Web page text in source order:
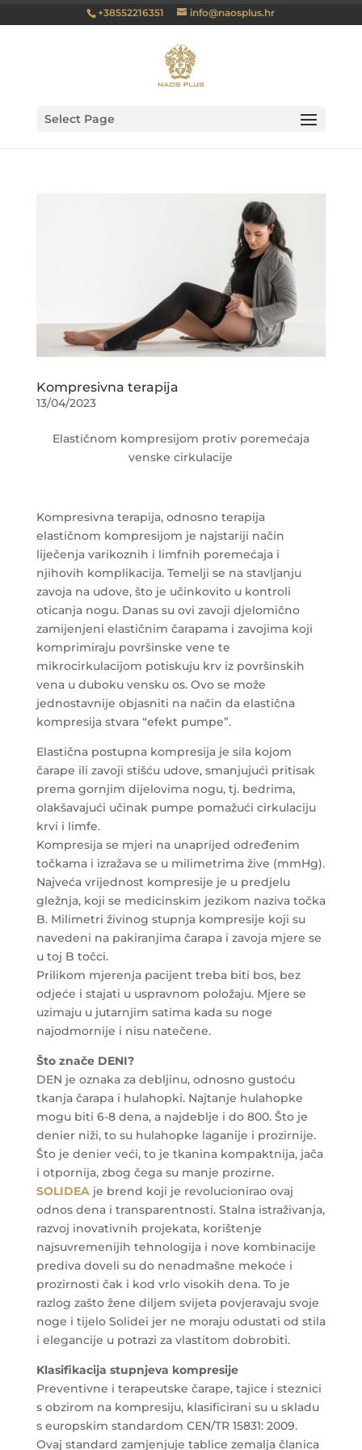
+38552216351 info@naosplus.hr
Select Page
Kompresivna terapija
13/04/2023
Elastičnom kompresijom protiv poremećaja
venske cirkulacije
Kompresivna terapija, odnosno terapija
elastičnom kompresijom je najstariji način
liječenja varikoznih i limfnih poremećaja i
njihovih komplikacija. Temelji se na stavljanju
zavoja na udove, što je učinkovito u kontroli
oticanja nogu. Danas su ovi zavoji djelomično
zamijenjeni elastičnim čarapama i zavojima koji
komprimiraju površinske vene te
mikrocirkulacijom potiskuju krv iz površinskih
vena u duboku vensku os. Ovo se može
jednostavnije objasniti na način da elastična
kompresija stvara “efekt pumpe”.
Elastična postupna kompresija je sila kojom
čarape ili zavoji stišću udove, smanjujući pritisak
prema gornjim dijelovima nogu, tj. bedrima,
olakšavajući učinak pumpe pomažući cirkulaciju
krvi i limfe.
Kompresija se mjeri na unaprijed određenim
točkama i izražava se u milimetrima žive (mmHg).
Najveća vrijednost kompresije je u predjelu
gležnja, koji se medicinskim jezikom naziva točka
B. Milimetri živinog stupnja kompresije koji su
navedeni na pakiranjima čarapa i zavoja mjere se
u toj B točci.
Prilikom mjerenja pacijent treba biti bos, bez
odjeće i stajati u uspravnom položaju. Mjere se
uzimaju u jutarnjim satima kada su noge
najodmornije i nisu natečene.
Što znače DENI?
DEN je oznaka za debljinu, odnosno gustoću
tkanja čarapa i hulahopki. Najtanje hulahopke
mogu biti 6-8 dena, a najdeblje i do 800. Što je
denier niži, to su hulahopke laganije i prozirnije.
Što je denier veći, to je tkanina kompaktnija, jača
i otpornija, zbog čega su manje prozirne.
SOLIDEAje brend koji je revolucionirao ovaj
odnos dena i transparentnosti. Stalna istraživanja,
razvoj inovativnih projekata, korištenje
najsuvremenijih tehnologija i nove kombinacije
prediva doveli su do nenadmašne mekoće i
prozirnosti čak i kod vrlo visokih dena. To je
razlog zašto žene diljem svijeta povjeravaju svoje
noge i tijelo Solidei jer ne moraju odustati od stila
i elegancije u potrazi za vlastitom dobrobiti.
Klasifikacija stupnjeva kompresije
Preventivne i terapeutske čarape, tajice i steznici
s obzirom na kompresiju, klasificirani su u skladu
s europskim standardom CEN/TR 15831: 2009.
Ovaj standard zamjenjuje tablice zemalja članica